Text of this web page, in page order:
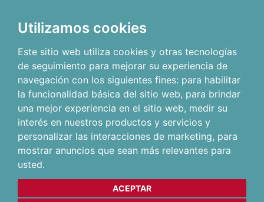
Utilizamos cookies
Este sitio web utiliza cookies y otras tecnologías
de seguimiento para mejorar su experiencia de
navegación con los siguientes fines: para habilitar
la funcionalidad básica del sitio web, para brindar
una mejor experiencia en el sitio web, medir su
interés en nuestros productos y servicios y
personalizar las interacciones de marketing, para
mostrar anuncios que sean más relevantes para
usted.
ACEPTAR